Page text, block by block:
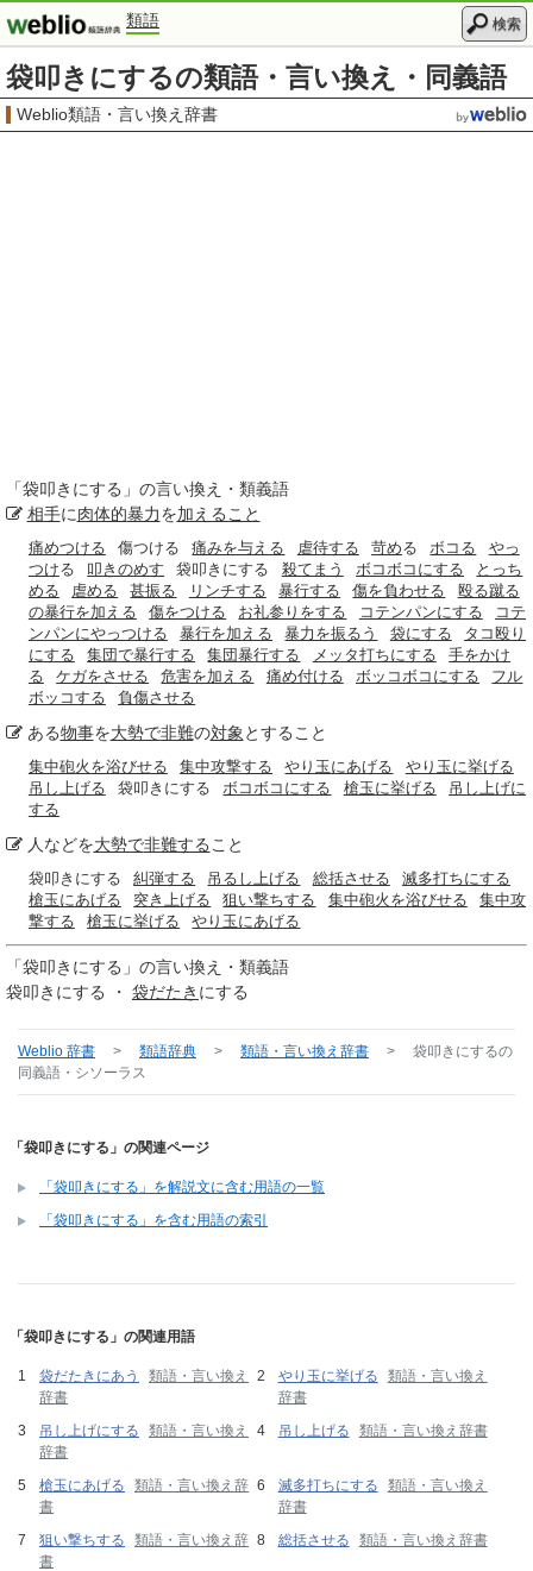
類語 検索
袋叩きにするの類語・言い換え・同義語
Weblio類語・言い換え辞書
「袋叩きにする 」の言い換え・類義語
相手に肉体的暴力を加えること
痛めつける 傷つける 痛みを与える 虐待する 苛める ボコる
やっ
つける 叩きのめす 袋叩きにする 殺てまう ボコボコにする
とっち
める
虐める 甚振る リンチする 暴行する 傷を負わせる
殴る蹴る
の暴行を加える
傷をつける お礼参りをする コテンパンにする
コテ
ンパンにやっつける
暴行を加える 暴力を振るう 袋にする
タコ殴り
にする
集団で暴行する 集団暴行する メッタ打ちにする
手をかけ
る
ケガをさせる 危害を加える 痛め付ける ボッコボコにする
フル
ボッコする
負傷させる
ある物事を大勢で非難の対象 とすること
集中砲火を浴びせる 集中攻撃する やり玉にあげる
やり玉に挙げる
吊し上げる
袋叩きにする ボコボコにする 槍玉に挙げる
吊し上げに
する
人などを大勢で非難する こと
袋叩きにする 糾弾する 吊るし上げる 総括させる
滅多打ちにする
槍玉にあげる
突き上げる 狙い撃ちする 集中砲火を浴びせる
集中攻
撃する
槍玉に挙げる やり玉にあげる
「袋叩きにする 」の言い換え・類義語
袋叩きにする ・ 袋だたき にする
Weblio 辞書 > 類語辞典 > 類語・言い換え辞書 > 袋叩きにするの
同義語・シソーラス
「袋叩きにする」の関連ページ
「袋叩きにする」を解説文に含む用語の一覧
「袋叩きにする」を含む用語の索引
「袋叩きにする」の関連用語
袋だたきにあう
類語・言い換え
辞書
やり玉に挙げる
類語・言い換え
辞書
吊し上げにする
類語・言い換え
辞書
吊し上げる 類語・言い換え辞書
槍玉にあげる
類語・言い換え辞
書
滅多打ちにする
類語・言い換え
辞書
狙い撃ちする
類語・言い換え辞
書
総括させる 類語・言い換え辞書